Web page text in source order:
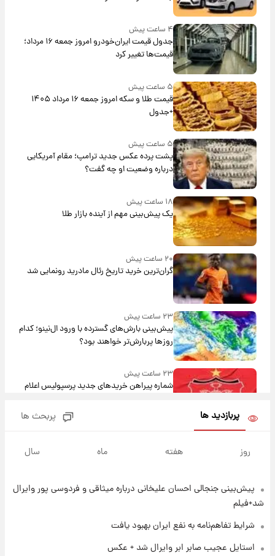
۴ ساعت پیش
جدول قیمت ایران‌خودرو امروز جمعه ۱۶ مرداد؛
قیمت‌ها تغییر کرد
۵ ساعت پیش
قیمت طلا و سکه امروز جمعه ۱۶ مرداد ۱۴۰۵
+جدول
۵ ساعت پیش
پشت پرده عکس جدید ترامپ؛ مقام آمریکایی
درباره وضعیت او چه گفت؟
۱۸ ساعت پیش
یک پیش‌بینی مهم از آینده بازار طلا
۲۰ ساعت پیش
گران‌ترین خرید تاریخ رئال مادرید رونمایی شد
۲۳ ساعت پیش
پیش‌بینی بارش‌های گسترده با ورود ال‌نینو؛ کدام
روزها پربارش‌تر خواهند بود؟
۲۳ ساعت پیش
شماره پیراهن خریدهای جدید پرسپولیس اعلام
شد+فیلم
۱ روز پیش
۱ روز پیش
پربازدید ها پربحث ها
روز هفته ماه سال
پیش‌بینی جنجالی احسان علیخانی درباره میثاقی و فردوسی پور وایرال
شد+فیلم
شرایط تفاهم‌نامه به نفع ایران بهبود یافت
استایل عجیب صابر ابر وایرال شد + عکس